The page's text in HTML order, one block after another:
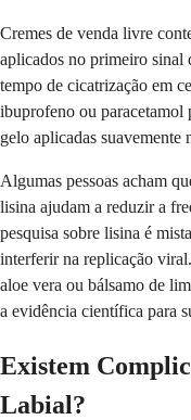
Cremes de venda livre
aplicados no primeiro sinal
tempo de cicatrização em
ibuprofeno ou paracetamol
gelo aplicadas
Algumas pessoas acham
lisina ajudam a reduzir a
pesquisa sobre lisina é
interferir na replicação
aloe vera ou bálsamo de
a evidência científica para
Existem
Labial?